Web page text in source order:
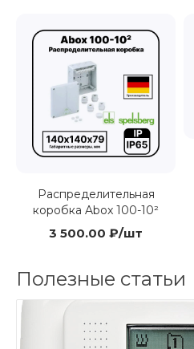
Распределительная
коробка Abox 100-10²
3 500.00 ₽/шт
Полезные статьи